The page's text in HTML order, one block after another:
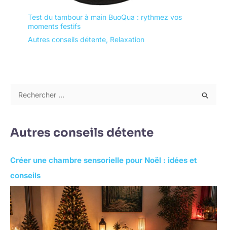
Test du tambour à main BuoQua : rythmez vos
moments festifs
Autres conseils détente, Relaxation
h
h
e
r
Autres conseils détente
Créer une chambre sensorielle pour Noël : idées et
conseils